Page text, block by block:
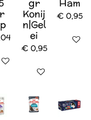
winkelwagen
gr
Konij
n|Gel
ei
€ 0,95
In winkelwagen
Ham
€ 0,95
In